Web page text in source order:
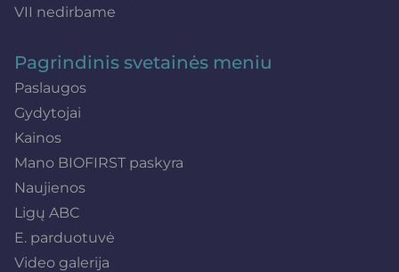
VII nedirbame
Pagrindinis svetainės meniu
Paslaugos
Gydytojai
Kainos
Mano BIOFIRST paskyra
Naujienos
Ligų ABC
E. parduotuvė
Video galerija